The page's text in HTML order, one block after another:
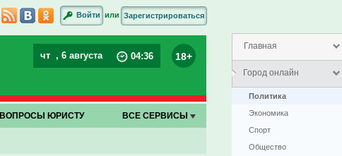
Главная
Город онлайн
Политика
Экономика
Спорт
Общество
Войти или Зарегистрироваться
чт , 6 августа 04:36 18+
ВОПРОСЫ ЮРИСТУ ВСЕ СЕРВИСЫ